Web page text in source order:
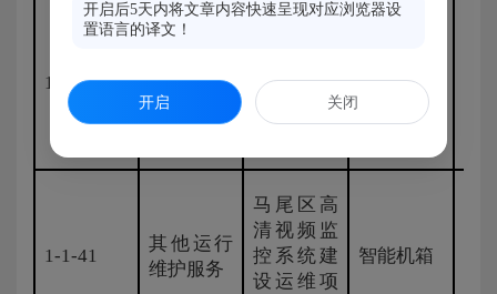
1-1-40
维护服务
控系统建
设运维项
摄像机
（新建）
1-1-41
其他运行
维护服务
马尾区高
清视频监
控系统建
设运维项
智能机箱
开启后5天内将文章内容快速呈现对应浏览器设
置语言的译文！
开启 关闭